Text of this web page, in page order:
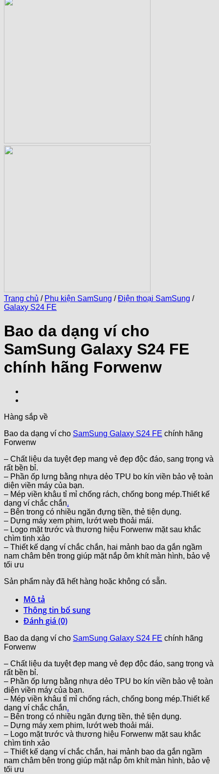
Trang chủ / Phụ kiện SamSung / Điện thoại SamSung /
Galaxy S24 FE
Bao da dạng ví cho
SamSung Galaxy S24 FE
chính hãng Forwenw
Hàng sắp về
Bao da dạng ví cho SamSung Galaxy S24 FE chính hãng
Forwenw
– Chất liệu da tuyệt đẹp mang vẻ đẹp độc đáo, sang trọng và
rất bền bỉ.
– Phần ốp lưng bằng nhựa dẻo TPU bo kín viền bảo vệ toàn
diện viền máy của bạn.
– Mép viền khâu tỉ mỉ chống rách, chống bong mép.Thiết kế
dạng ví chắc chắn.
– Bên trong có nhiều ngăn đựng tiền, thẻ tiện dụng.
– Dựng máy xem phim, lướt web thoải mái.
– Logo mặt trước và thương hiệu Forwenw mặt sau khắc
chìm tinh xảo
– Thiết kế dạng ví chắc chắn, hai mảnh bao da gắn ngầm
nam châm bên trong giúp mặt nắp ôm khít màn hình, bảo vệ
tối ưu
Sản phẩm này đã hết hàng hoặc không có sẵn.
Mô tả
Thông tin bổ sung
Đánh giá (0)
Bao da dạng ví cho SamSung Galaxy S24 FE chính hãng
Forwenw
– Chất liệu da tuyệt đẹp mang vẻ đẹp độc đáo, sang trọng và
rất bền bỉ.
– Phần ốp lưng bằng nhựa dẻo TPU bo kín viền bảo vệ toàn
diện viền máy của bạn.
– Mép viền khâu tỉ mỉ chống rách, chống bong mép.Thiết kế
dạng ví chắc chắn.
– Bên trong có nhiều ngăn đựng tiền, thẻ tiện dụng.
– Dựng máy xem phim, lướt web thoải mái.
– Logo mặt trước và thương hiệu Forwenw mặt sau khắc
chìm tinh xảo
– Thiết kế dạng ví chắc chắn, hai mảnh bao da gắn ngầm
nam châm bên trong giúp mặt nắp ôm khít màn hình, bảo vệ
tối ưu